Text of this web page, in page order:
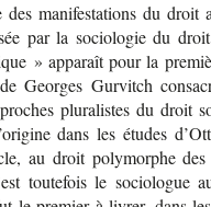
mani­fes­ta­tions du droit
par la socio­lo­gie du
» appa­raît pour la
Georges Gur­vitch
plu­ra­listes du droit
dans les études
au droit poly­morphe des
tou­te­fois le socio­logue